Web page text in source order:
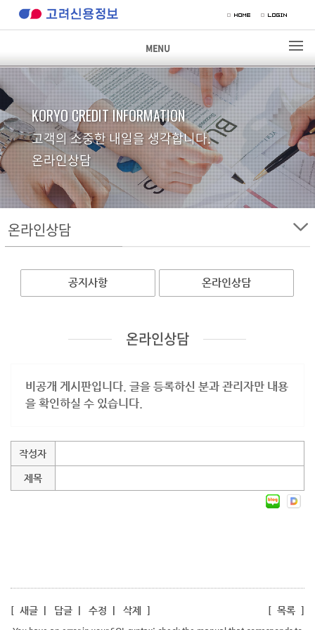
MENU
KORYO CREDIT INFORMATION
고객의 소중한 내일을 생각합니다.
온라인상담
온라인상담
공지사항 온라인상담
온라인상담
비공개 게시판입니다. 글을 등록하신 분과 관리자만 내용
을 확인하실 수 있습니다.
작성자
제목
[ 새글| 답글| 수정 삭제 ] [ 목록]